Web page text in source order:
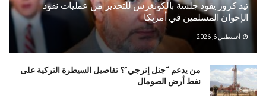
تيد كروز يقود جلسة بالكونغرس للتحذير من عمليات نفوذ
الإخوان المسلمين في أمريكا
أغسطس 6, 2026
من يدعم “جنل إنرجي”؟ تفاصيل السيطرة التركية على
نفط أرض الصومال